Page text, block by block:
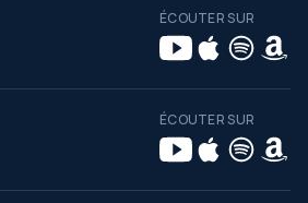
ÉCOUTER SUR
ÉCOUTER SUR